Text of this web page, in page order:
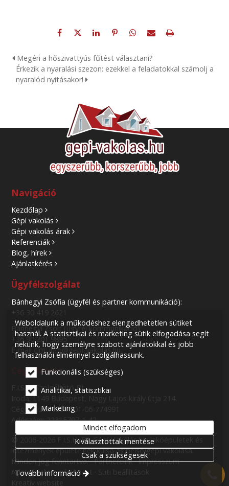
Megéri a hőszivattyús fűtést választani?
Érkezik a nyaralási szezon: ezekkel a feladatokkal számolj a
nyaralód nyitásakor!
Navigáció
Kezdőlap
Gépi vakolás
Gépi vakolás árak
Referenciák
Blog, hírek
Ajánlatkérés
Ügyfélszolgálat
Bánhegyi Zsófia (ügyfél és partner kommunikáció):
Bánhegyi Zsolt (ügyfél kommunikáció):
+36 30 201 9895
E-mail cím: info@gepi-vakolas.hu
Cégadatok
F.I.S.H. Szolgáltató Bt.
Iroda: 1149 Budapest, Nagy Lajos király útja 214.
Cégjegyzék szám: 01-06-774991
Adószám: 22315797-1-42
© 2006-2026 F.I.S.H. Bt. Gépi-Vakolás.hu: lakóépületek és
intézmények épületeinek külső és belső gépi vakolása.
Minden jog fenntartva. Partnereink Impresszum
Adatvédelmi nyilatkozat
Weboldalunk a működéshez elengedhetetlen sütiket
használ. A statisztikai és marketing sütik elfogadása segít
nekünk, hogy személyre szabott ajánlatokkal és jobb
felhasználói élménnyel szolgálhassunk.
Funkcionális (szükséges)
Analitikai, statisztikai
Marketing
Mindet elfogadom
Kiválasztottak mentése
Csak a szükségesek
További információ